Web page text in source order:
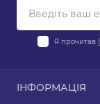
Я прочитав
ІНФОРМАЦІЯ